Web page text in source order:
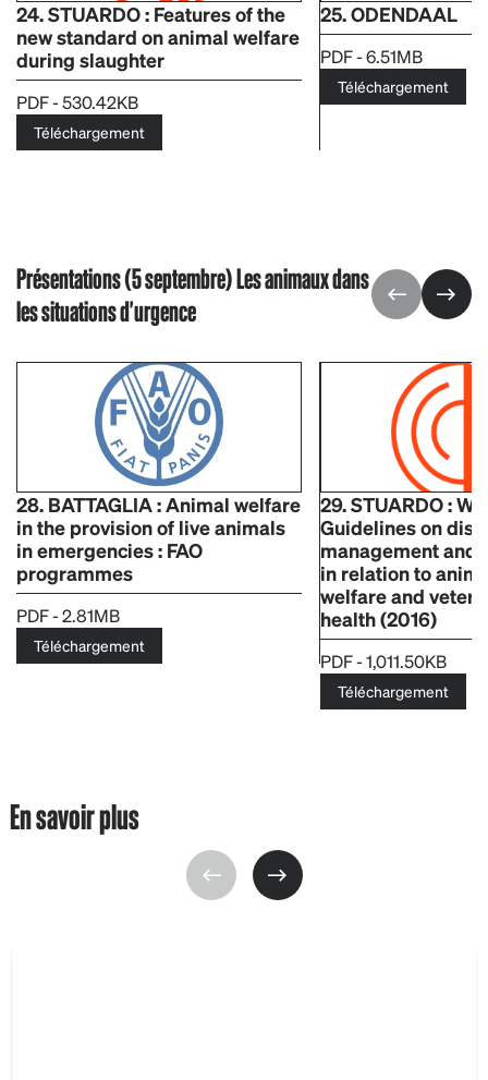
24. STUARDO : Features of the
new standard on animal welfare
during slaughter
PDF - 530.42KB
Téléchargement
25. ODENDAAL
PDF - 6.51MB
Téléchargement
Présentations (5 septembre) Les animaux dans
les situations d'urgence
28. BATTAGLIA : Animal welfare
in the provision of live animals
in emergencies : FAO
programmes
PDF - 2.81MB
Téléchargement
29. STUARDO :
Guidelines on
management and
in relation to
welfare and
health (2016)
PDF - 1,011.50KB
Téléchargement
En savoir plus